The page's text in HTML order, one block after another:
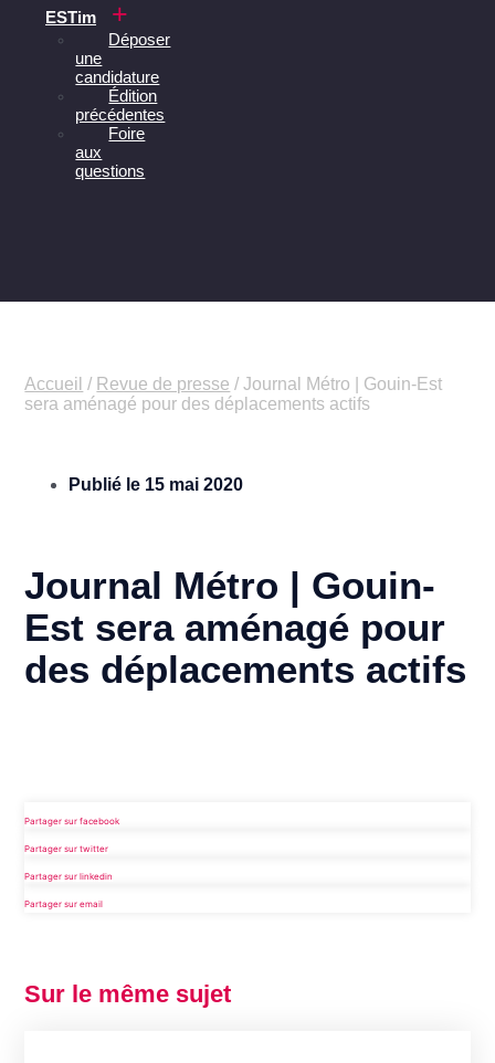
ESTim
Déposer
une
candidature
Édition
précédentes
Foire
aux
questions
Accueil / Revue de presse /Journal Métro | Gouin-Est
sera aménagé pour des déplacements actifs
Publié le 15 mai 2020
Journal Métro | Gouin-
Est sera aménagé pour
des déplacements actifs
Partager sur facebook
Partager sur twitter
Partager sur linkedin
Partager sur email
Sur le même sujet